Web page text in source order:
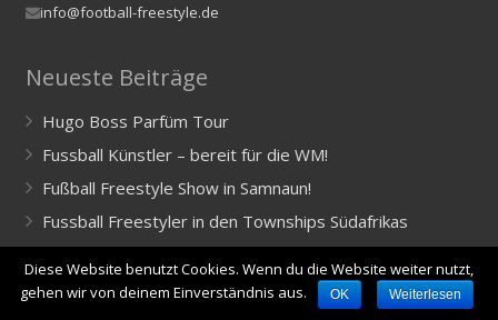
info@football-freestyle.de
Neueste Beiträge
Hugo Boss Parfüm Tour
Fussball Künstler – bereit für die WM!
Fußball Freestyle Show in Samnaun!
Fussball Freestyler in den Townships Südafrikas
Auf offizieller Mission in Indien
Diese Website benutzt Cookies. Wenn du die Website weiter nutzt,
gehen wir von deinem Einverständnis aus.
OK Weiterlesen